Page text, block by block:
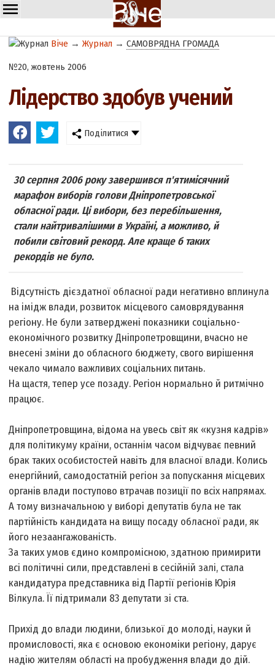
Віче →Журнал →САМОВРЯДНА ГРОМАДА
№20, жовтень 2006
Лідерство здобув учений
Поділитися
30 серпня 2006 року завершився п'ятимісячний
марафон виборів голови Дніпропетровської
обласної ради. Ці вибори, без перебільшення,
стали найтривалішими в Україні, а можливо, й
побили світовий рекорд. Але краще б таких
рекордів не було.
Відсутність дієздатної обласної ради негативно вплинула
на імідж влади, розвиток місцевого самоврядування
регіону. Не були затверджені показники соціально-
економічного розвитку Дніпропетровщини, вчасно не
внесені зміни до обласного бюджету, свого вирішення
чекало чимало важливих соціальних питань.
На щастя, тепер усе позаду. Регіон нормально й ритмічно
працює.
Дніпропетровщина, відома на увесь світ як «кузня кадрів»
для політикуму країни, останнім часом відчуває певний
брак таких особистостей навіть для власної влади. Колись
енергійний, самодостатній регіон за попускання місцевих
органів влади поступово втрачав позиції по всіх напрямах.
А тому визначальною у виборі депутатів була не так
партійність кандидата на вищу посаду обласної ради, як
його незаангажованість.
За таких умов єдино компромісною, здатною примирити
всі політичні сили, представлені в сесійній залі, стала
кандидатура представника від Партії регіонів Юрія
Вілкула. Її підтримали 83 депутати зі ста.
Прихід до влади людини, близької до молоді, науки й
промисловості, яка є основою економіки регіону, дарує
надію жителям області на пробудження влади до дій.